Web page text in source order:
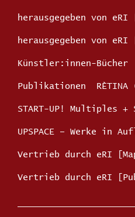
herausgegeben von eRI
herausgegeben von
Künstler:innen-Bücher
Publikationen
START-UP! Multiples +
UPSPACE – Werke in
Vertrieb durch eRI
Vertrieb durch eRI